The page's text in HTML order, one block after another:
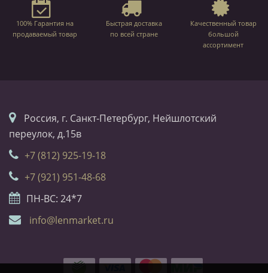
100% Гарантия на
продаваемый товар
Быстрая доставка
по всей стране
Качественный товар
большой
ассортимент
Россия, г. Санкт-Петербург, Нейшлотский
переулок, д.15в
+7 (812) 925-19-18
+7 (921) 951-48-68
ПН-ВС: 24*7
info@lenmarket.ru